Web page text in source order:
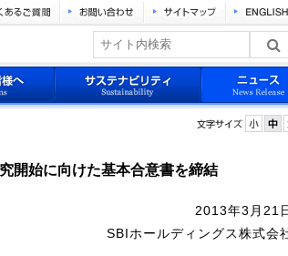
開始に向けた基本合意書を締結
2013年3月21
SBIホールディングス株式会